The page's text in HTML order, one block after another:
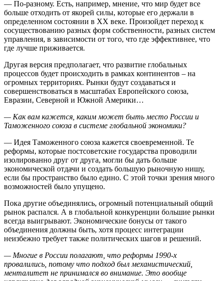
— По-разному. Есть, например, мнение, что мир будет все
больше отходить от якорей силы, которые его держали в
определенном состоянии в XX веке. Произойдет переход к
сосуществованию разных форм собственности, разных систем
управления, в зависимости от того, что где эффективнее, что
где лучше приживается.
Другая версия предполагает, что развитие глобальных
процессов будет происходить в рамках континентов – на
огромных территориях. Рынки будут создаваться и
совершенствоваться в масштабах Европейского союза,
Евразии, Северной и Южной Америки…
— Как вам кажется, каким может быть место России и
Таможенного союза в системе глобальной экономики?
— Идея Таможенного союза кажется своевременной. Те
реформы, которые постсоветские государства проводили
изолированно друг от друга, могли бы дать больше
экономической отдачи и создать большую рыночную нишу,
если бы пространство было едино. С этой точки зрения много
возможностей было упущено.
Пока другие объединялись, огромный потенциальный общий
рынок распался. А в глобальной конкуренции большие рынки
всегда выигрывают. Экономические бонусы от такого
объединения должны быть, хотя процесс интеграции
неизбежно требует также политических шагов и решений.
— Многие в России полагают, что реформы 1990-х
провалились, потому что подход был механистический,
менталитет не принимался во внимание. Это вообще